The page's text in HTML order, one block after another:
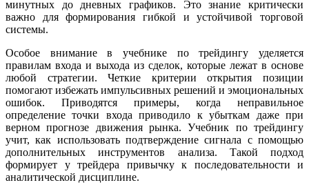
минутных до дневных графиков. Это знание критически
важно для формирования гибкой и устойчивой торговой
системы.
Особое внимание в учебнике по трейдингу уделяется
правилам входа и выхода из сделок, которые лежат в основе
любой стратегии. Четкие критерии открытия позиции
помогают избежать импульсивных решений и эмоциональных
ошибок. Приводятся примеры, когда неправильное
определение точки входа приводило к убыткам даже при
верном прогнозе движения рынка. Учебник по трейдингу
учит, как использовать подтверждение сигнала с помощью
дополнительных инструментов анализа. Такой подход
формирует у трейдера привычку к последовательности и
аналитической дисциплине.